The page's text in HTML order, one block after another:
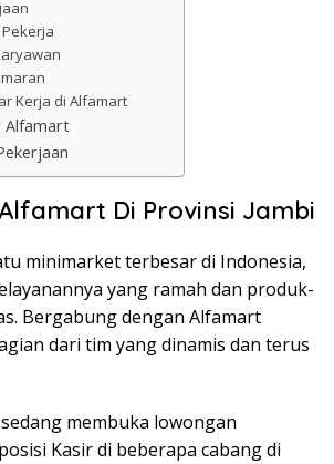
Kerja di Alfamart
Alfamart
Di Provinsi Jambi
minimarket terbesar di Indonesia,
yang ramah dan produk-
Bergabung dengan Alfamart
dari tim yang dinamis dan terus
membuka lowongan
Kasir di beberapa cabang di